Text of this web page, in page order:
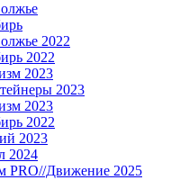
2022
2022
2023
2023
2023
2022
2023
2024
PRO//Движение 2025